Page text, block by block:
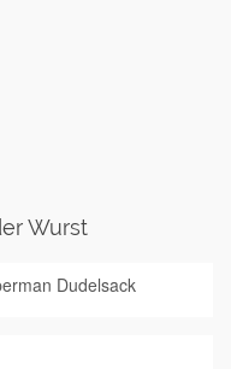
Wurst
Dudelsack